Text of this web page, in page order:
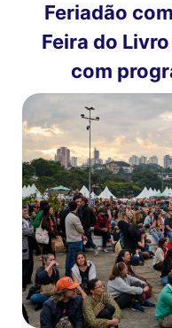
Feriadão
Feira do
com